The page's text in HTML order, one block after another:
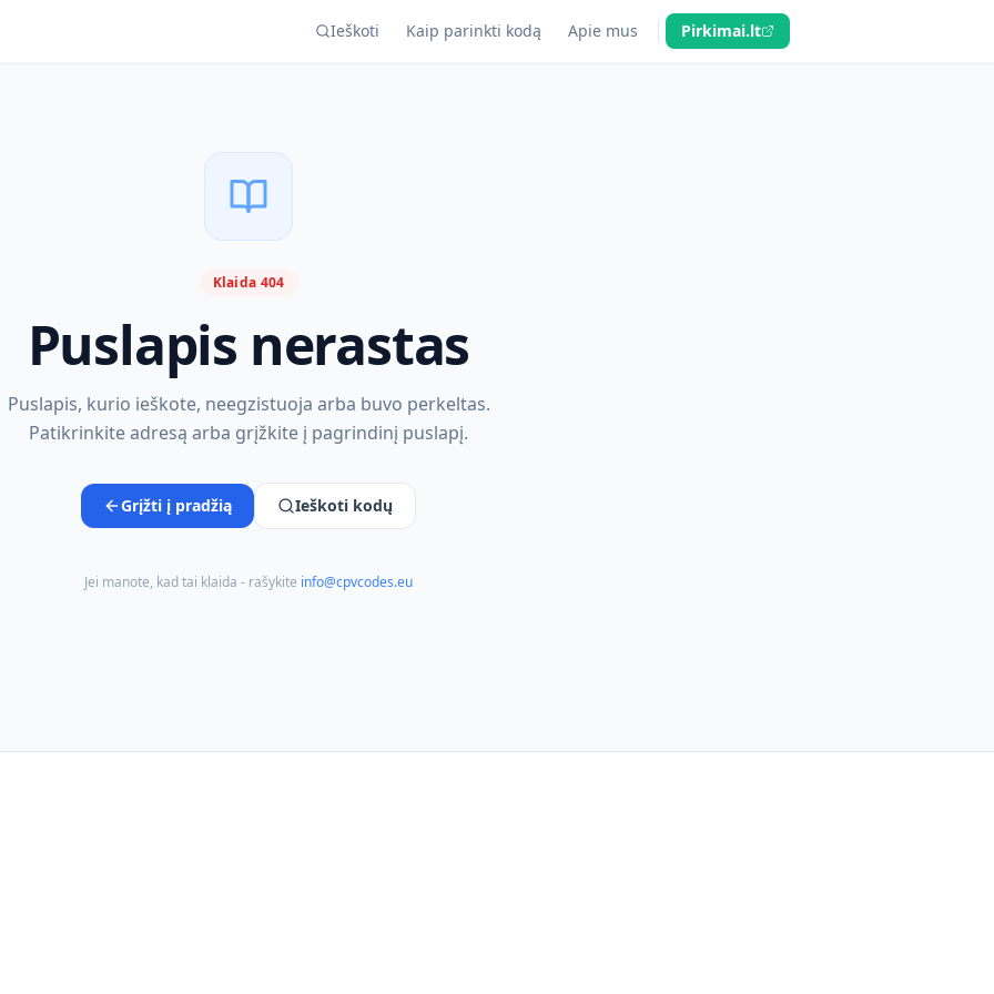
Ieškoti Kaip parinkti kodą Apie mus Pirkimai.lt
Klaida 404
Puslapis nerastas
Puslapis, kurio ieškote, neegzistuoja arba buvo perkeltas.
Patikrinkite adresą arba grįžkite į pagrindinį puslapį.
Grįžti į pradžią Ieškoti kodų
Jei manote, kad tai klaida - rašykite info@cpvcodes.eu